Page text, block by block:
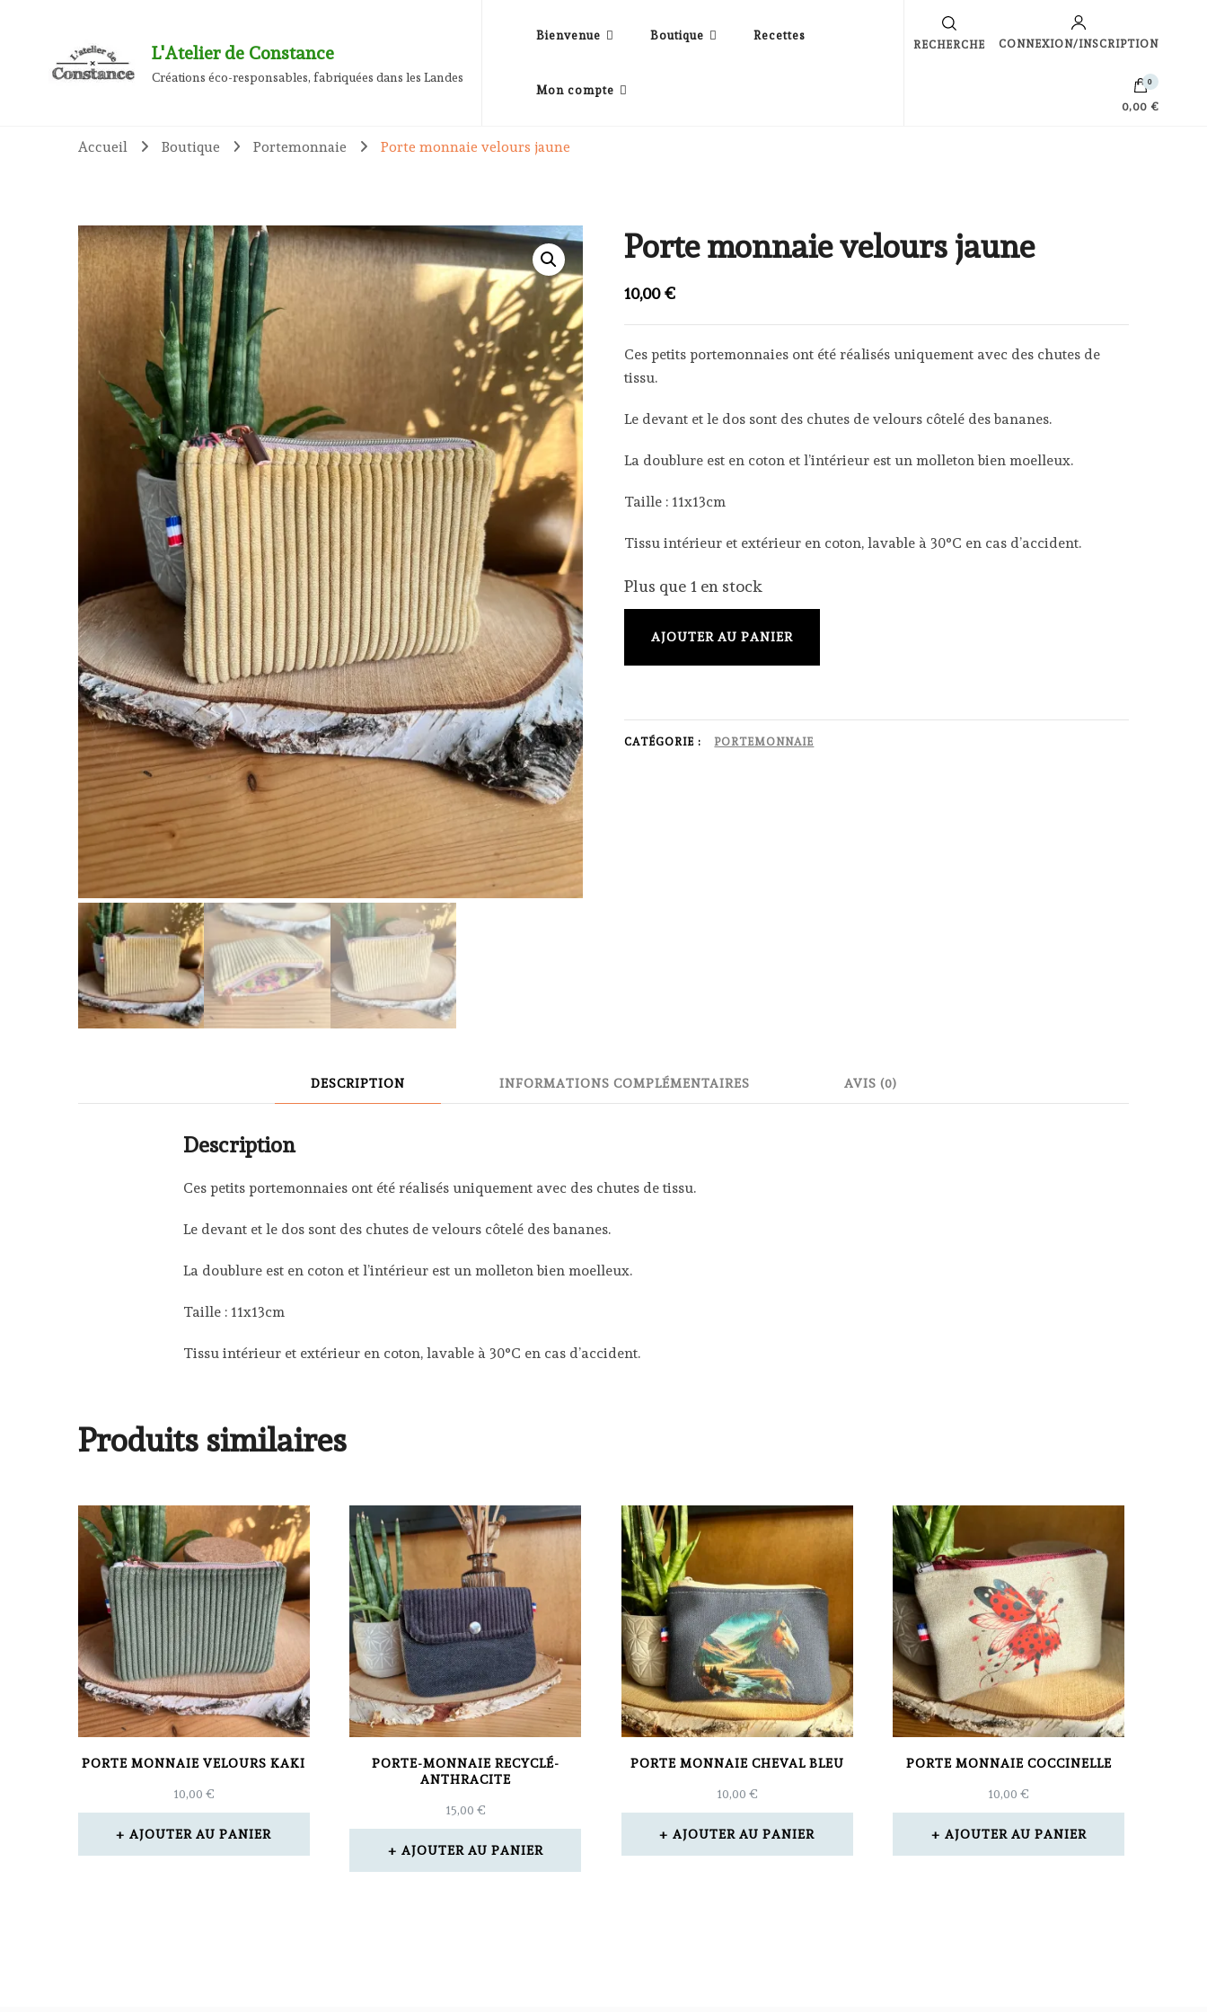
L'Atelier de Constance
Créations éco-responsables, fabriquées dans les Landes
Bienvenue Boutique Recettes
Mon compte
RECHERCHE CONNEXION/INSCRIPTION
0
0,00 €
Accueil Boutique Portemonnaie Porte monnaie velours jaune
Porte monnaie velours jaune
10,00€
Ces petits portemonnaies ont été réalisés uniquement avec des chutes de
tissu.
Le devant et le dos sont des chutes de velours côtelé des bananes.
La doublure est en coton et l’intérieur est un molleton bien moelleux.
Taille : 11x13cm
Tissu intérieur et extérieur en coton, lavable à 30°C en cas d’accident.
Plus que 1 en stock
velours
AJOUTER AU PANIER
CATÉGORIE : PORTEMONNAIE
DESCRIPTION INFORMATIONS COMPLÉMENTAIRES AVIS (0)
Description
Ces petits portemonnaies ont été réalisés uniquement avec des chutes de tissu.
Le devant et le dos sont des chutes de velours côtelé des bananes.
La doublure est en coton et l’intérieur est un molleton bien moelleux.
Taille : 11x13cm
Tissu intérieur et extérieur en coton, lavable à 30°C en cas d’accident.
Produits similaires
PORTE MONNAIE VELOURS KAKI
10,00 €
AJOUTER AU PANIER
PORTE-MONNAIE RECYCLÉ-
ANTHRACITE
15,00 €
AJOUTER AU PANIER
PORTE MONNAIE CHEVAL BLEU
10,00 €
AJOUTER AU PANIER
PORTE MONNAIE COCCINELLE
10,00€
AJOUTER AU PANIER